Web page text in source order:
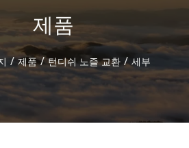
제품
/ 제품 / 턴디쉬 노즐 교환 / 세부